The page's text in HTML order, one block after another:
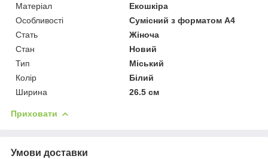
Матеріал
Екошкіра
Особливості
Сумісний з форматом А4
Стать
Жіноча
Стан
Новий
Тип
Міський
Колір
Білий
Ширина
26.5 см
Приховати
Умови доставки